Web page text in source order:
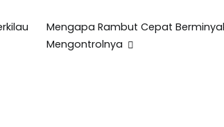
Mengapa Rambut Cepat
Mengontrolnya